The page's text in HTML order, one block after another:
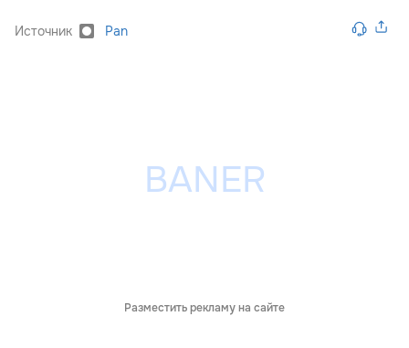
Источник Pan
Разместить рекламу на сайте